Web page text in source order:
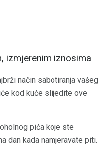
izmjerenim iznosima
način sabotiranja vašeg
kod kuće slijedite ove
pića koje ste
dan kada namjeravate piti.